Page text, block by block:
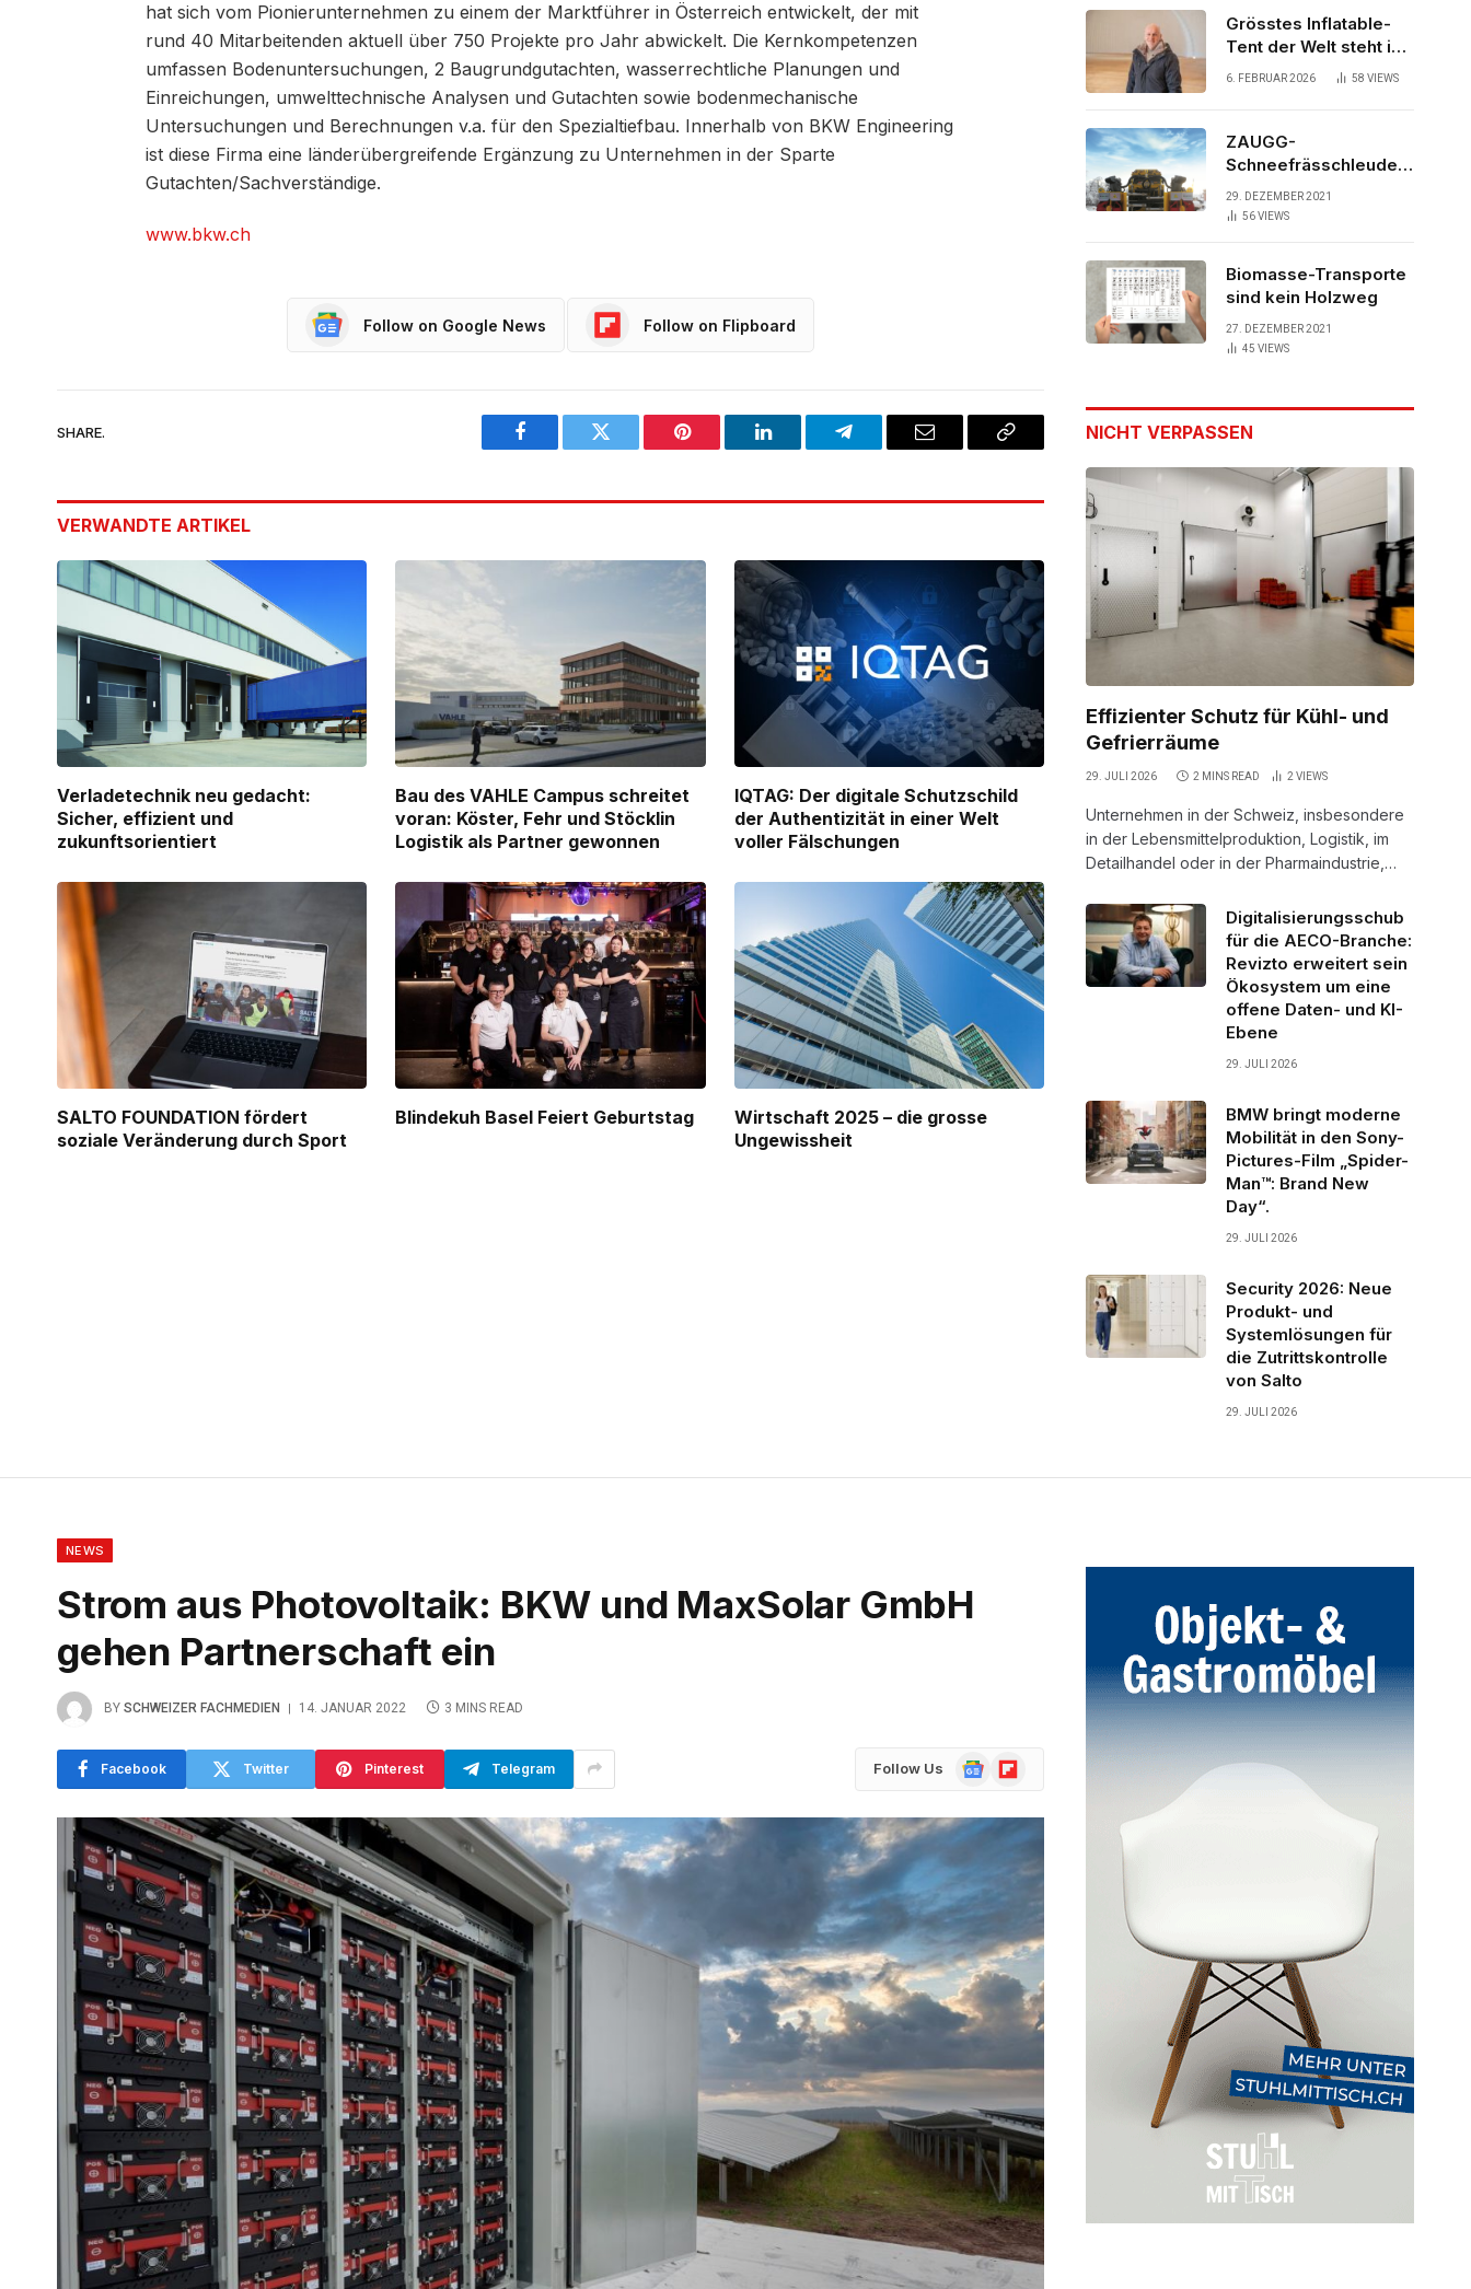
hat sich vom Pionierunternehmen zu einem der Marktführer in Österreich entwickelt, der mit
rund 40 Mitarbeitenden aktuell über 750 Projekte pro Jahr abwickelt. Die Kernkompetenzen
umfassen Bodenuntersuchungen, 2 Baugrundgutachten, wasserrechtliche Planungen und
Einreichungen, umwelttechnische Analysen und Gutachten sowie bodenmechanische
Untersuchungen und Berechnungen v.a. für den Spezialtiefbau. Innerhalb von BKW Engineering
ist diese Firma eine länderübergreifende Ergänzung zu Unternehmen in der Sparte
Gutachten/Sachverständige.
www.bkw.ch
Follow on Google News Follow on Flipboard
SHARE.
Facebook Twitter Pinterest LinkedIn Telegram Email
Copy
VERWANDTE ARTIKEL
Verladetechnik neu gedacht:
Sicher, effizient und
zukunftsorientiert
Bau des VAHLE Campus schreitet
voran: Köster, Fehr und Stöcklin
Logistik als Partner gewonnen
IQTAG: Der digitale Schutzschild
der Authentizität in einer Welt
voller Fälschungen
SALTO FOUNDATION fördert
soziale Veränderung durch Sport
Blindekuh Basel Feiert Geburtstag
Wirtschaft 2025 – die grosse
Ungewissheit
Grösstes Inflatable-
Tent der Welt steht in
der Schweiz
6. FEBRUAR 2026 58 VIEWS
ZAUGG-
Schneefrässchleuder
ZRR10000M räumt den
Schnee auf
29. DEZEMBER 2021
56VIEWS
Biomasse-Transporte
sind kein Holzweg
27. DEZEMBER 2021
45 VIEWS
NICHT VERPASSEN
Effizienter Schutz für Kühl- und
Gefrierräume
29. JULI 2026 2 MINS READ 2 VIEWS
Unternehmen in der Schweiz, insbesondere
in der Lebensmittelproduktion, Logistik, im
Detailhandel oder in der Pharmaindustrie,…
Digitalisierungsschub
für die AECO-Branche:
Revizto erweitert sein
Ökosystem um eine
offene Daten- und KI-
Ebene
29. JULI 2026
BMW bringt moderne
Mobilität in den Sony-
Pictures-Film „Spider-
Man™: Brand New
Day“.
29. JULI 2026
Security 2026: Neue
Produkt- und
Systemlösungen für
die Zutrittskontrolle
von Salto
29. JULI 2026
NEWS
Strom aus Photovoltaik: BKW und MaxSolar GmbH
gehen Partnerschaft ein
BY SCHWEIZER FACHMEDIEN 14. JANUAR 2022 3 MINS READ
Facebook Twitter Pinterest Telegram Follow Us
GoogleFlipboard